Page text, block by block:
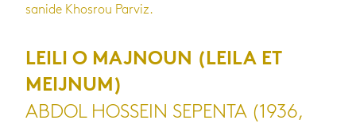
sa­nide Khos­rou Par­viz.
LEILI O MAJNOUN (LEILA ET
MEIJNUM)
ABDOL HOSSEIN SEPENTA (1936,